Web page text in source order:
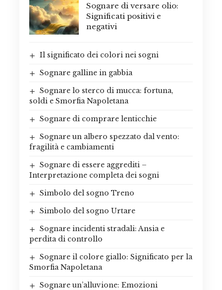
Sognare di versare olio:
Significati positivi e
negativi
Il significato dei colori nei sogni
Sognare galline in gabbia
Sognare lo sterco di mucca: fortuna,
soldi e Smorfia Napoletana
Sognare di comprare lenticchie
Sognare un albero spezzato dal vento:
fragilità e cambiamenti
Sognare di essere aggrediti –
Interpretazione completa dei sogni
Simbolo del sogno Treno
Simbolo del sogno Urtare
Sognare incidenti stradali: Ansia e
perdita di controllo
Sognare il colore giallo: Significato per la
Smorfia Napoletana
Sognare un’alluvione: Emozioni